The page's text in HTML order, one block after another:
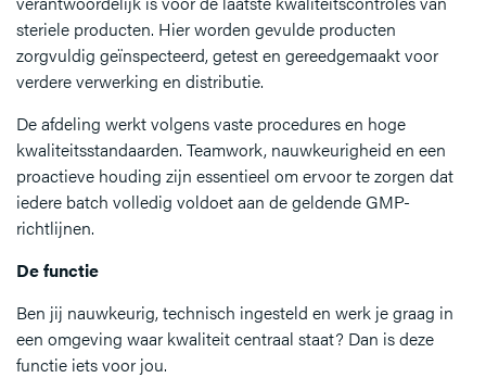
steriele producten. Hier worden gevulde producten
zorgvuldig geïnspecteerd, getest en gereedgemaakt voor
verdere verwerking en distributie.
De afdeling werkt volgens vaste procedures en hoge
kwaliteitsstandaarden. Teamwork, nauwkeurigheid en een
proactieve houding zijn essentieel om ervoor te zorgen dat
iedere batch volledig voldoet aan de geldende GMP-
richtlijnen.
De functie
Ben jij nauwkeurig, technisch ingesteld en werk je graag in
een omgeving waar kwaliteit centraal staat? Dan is deze
functie iets voor jou.